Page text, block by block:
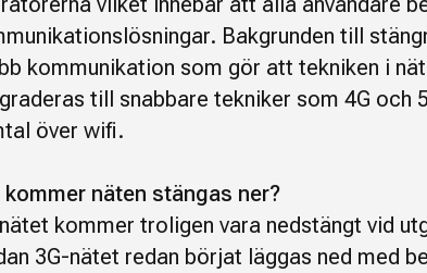
Bakgrunden till
kommunikation som gör att tekniken i
till snabbare tekniker som 4G och
över wifi.
kommer näten stängas ner?
kommer troligen vara nedstängt vid
3G-nätet redan börjat läggas ned med